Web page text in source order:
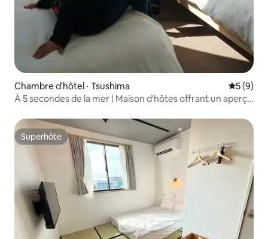
Chambre d'hôtel ⋅ Tsushima
5 (9)
À 5 secondes de la mer | Maison d'hôtes offrant un aperçu
jumeaux | Vue sur la mer
Superhôte
Superhôte